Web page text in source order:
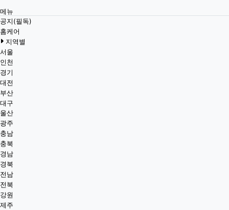
메뉴
공지(필독)
홈케어
지역별
서울
인천
경기
대전
부산
대구
울산
광주
충남
충북
경남
경북
전남
전북
강원
제주